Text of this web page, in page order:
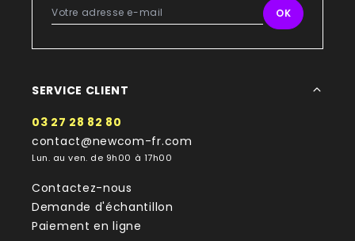
SERVICE CLIENT
03 27 28 82 80
contact@newcom-fr.com
Lun. au ven. de 9h00 à 17h00
Contactez-nous
Demande d'échantillon
Paiement en ligne